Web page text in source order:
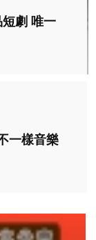
劇 唯一
一樣音樂